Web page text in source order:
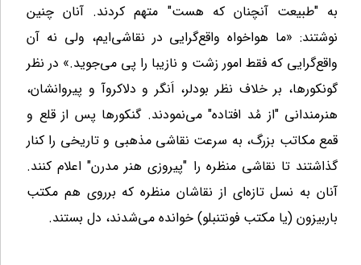
به "طبیعت آنچنان که هست" متهم کردند. آنان چنین
نوشتند: «ما هواخواه واقع‌گرایی در نقاشی‌ایم، ولی نه آن
واقع‌گرایی که فقط امور زشت و نازیبا را پی می‌جوید.» در نظر
گونکورها، بر خلاف نظر بودلر، اَنگر و دلاکروآ و پیروانشان،
هنرمندانی "از مُد افتاده" می‌نمودند. گنکورها پس از قلع و
قمع مکاتب بزرگ، به سرعت نقاشی مذهبی و تاریخی را کنار
گذاشتند تا نقاشی منظره را "پیروزی هنر مدرن" اعلام کنند.
آنان به نسل تازه‌ای از نقاشان منظره که برروی هم مکتب
باربیزون (یا مکتب فونتنبلو) خوانده می‌شدند، دل بستند.